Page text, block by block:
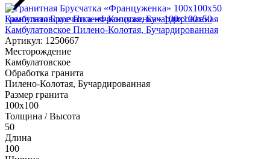
Гранитная Брусчатка «Француженка» 100х100x50
Камбулатовское Пилено-Колотая, Бучардированная
Артикул: 1250667
Месторождение
Камбулатовское
Обработка гранита
Пилено-Колотая, Бучардированная
Размер гранита
100х100
Толщина / Высота
50
Длина
100